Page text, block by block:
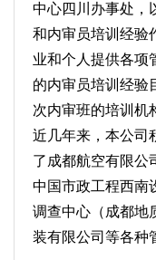
中心四川办事处，
和内审员培训经验
业和个人提供各项
的内审员培训经验
次内审班的培训机
近几年来，本公司
了成都航空有限公
中国市政工程西南
调查中心（成都地
装有限公司等各种